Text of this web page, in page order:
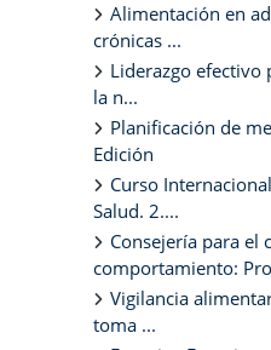
Alimentación en
crónicas ...
Liderazgo efectivo
la n...
Planificación de
Edición
Curso
Salud. 2....
Consejería para el
comportamiento:
Vigilancia
toma ...